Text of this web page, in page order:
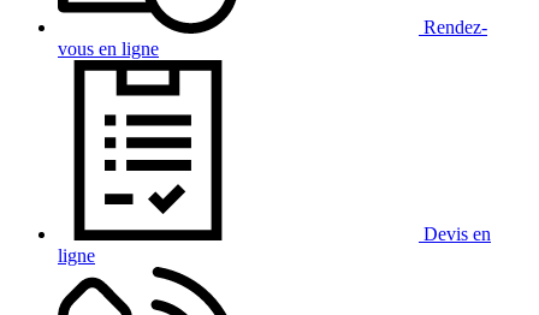
Rendez-
vous en ligne
Devis en
ligne